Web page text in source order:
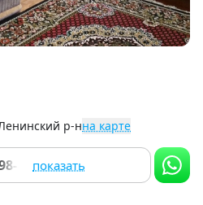
р-нна карте
86 показать